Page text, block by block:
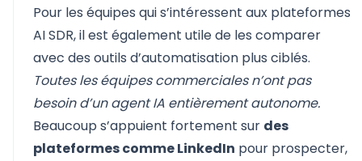
Pour les équipes qui s’intéressent aux plateformes
AI SDR, il est également utile de les comparer
avec des outils d’automatisation plus ciblés.
Toutes les équipes commerciales n’ont pas
besoin d’un agent IA entièrement autonome.
Beaucoup s’appuient fortement sur des
plateformes comme LinkedIn pour prospecter,